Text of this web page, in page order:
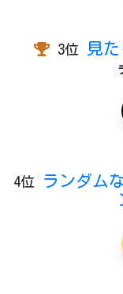
3位 見
4位
ランダム